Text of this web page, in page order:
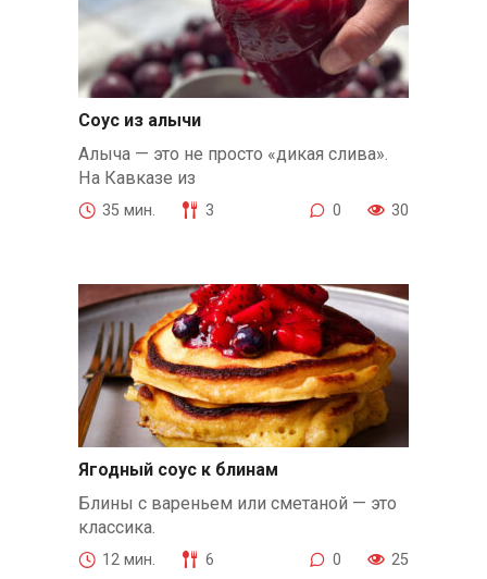
Соус из алычи
Алыча — это не просто «дикая слива».
На Кавказе из
35 мин. 3 0 30
Ягодный соус к блинам
Блины с вареньем или сметаной — это
классика.
12 мин. 6 0 25